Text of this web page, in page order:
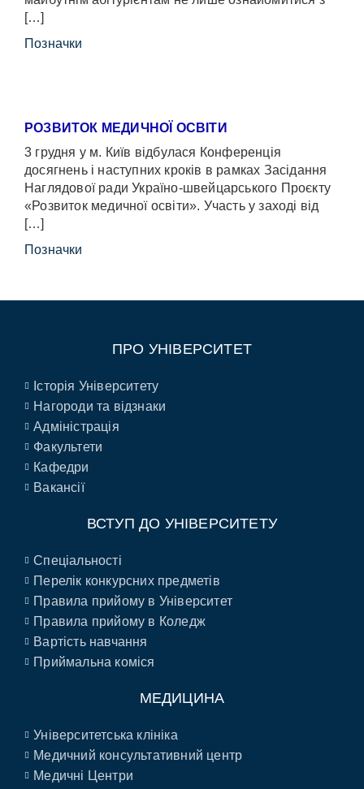
[…]
Позначки
РОЗВИТОК МЕДИЧНОЇ ОСВІТИ
3 грудня у м. Київ відбулася Конференція
досягнень і наступних кроків в рамках Засідання
Наглядової ради Україно-швейцарського Проєкту
«Розвиток медичної освіти». Участь у заході від
[…]
Позначки
ПРО УНІВЕРСИТЕТ
Історія Університету
Нагороди та відзнаки
Адміністрація
Факультети
Кафедри
Вакансії
ВСТУП ДО УНІВЕРСИТЕТУ
Спеціальності
Перелік конкурсних предметів
Правила прийому в Університет
Правила прийому в Коледж
Вартість навчання
Приймальна коміся
МЕДИЦИНА
Університетська клініка
Медичний консультативний центр
Медичні Центри